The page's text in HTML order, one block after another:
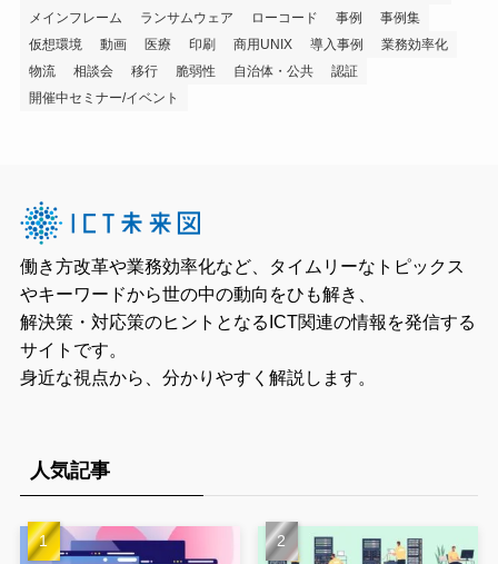
メインフレーム
ランサムウェア ローコード 事例
事例集
仮想環境
動画 医療 印刷 商用UNIX 導入事例
業務効率化
物流
相談会 移行 脆弱性 自治体・公共
認証
開催中セミナー/イベント
働き方改革や業務効率化など、タイムリーなトピックス
やキーワードから世の中の動向をひも解き、
解決策・対応策のヒントとなるICT関連の情報を発信する
サイトです。
身近な視点から、分かりやすく解説します。
人気記事